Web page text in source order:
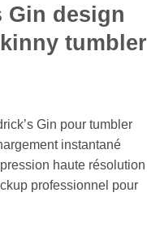
Gin design
tumbler
Gin pour tumbler
instantané
haute résolution
professionnel pour